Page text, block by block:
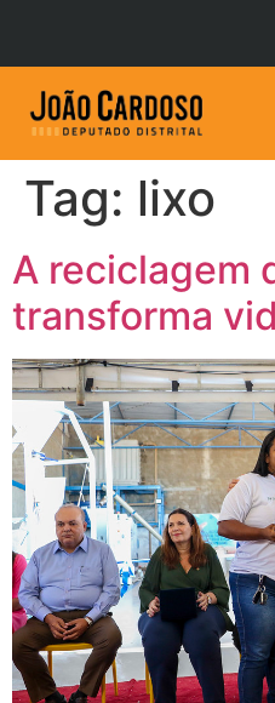
Tag: lixo
A reciclagem
transforma